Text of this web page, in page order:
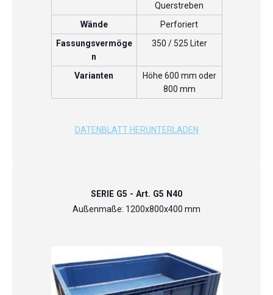
Querstreben
Wände
Perforiert
Fassungsvermöge
n
350 / 525 Liter
Varianten
Höhe 600 mm oder
800 mm
DATENBLATT HERUNTERLADEN
SERIE G5 - Art. G5 N40
Außenmaße: 1200x800x400 mm